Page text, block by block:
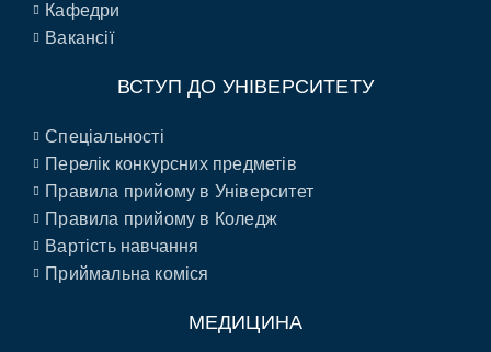
Кафедри
Вакансії
ВСТУП ДО УНІВЕРСИТЕТУ
Спеціальності
Перелік конкурсних предметів
Правила прийому в Університет
Правила прийому в Коледж
Вартість навчання
Приймальна коміся
МЕДИЦИНА